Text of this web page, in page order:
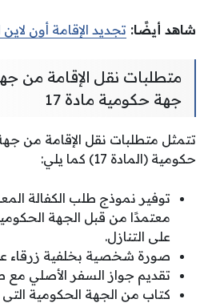
شاهد أيضًا: تجديد الإقامة أون
متطلبات نقل الإقامة من
جهة حكومية مادة 17
تتمثل متطلبات نقل الإقامة من
حكومية (المادة 17) كما يلي:
توفير نموذج طلب الكفالة
معتمدًا من قبل الجهة
على التنازل.
صورة شخصية بخلفية زرقاء عدد (2)
تقديم جواز السفر الأصلي مع
كتاب من الجهة الحكومية التي